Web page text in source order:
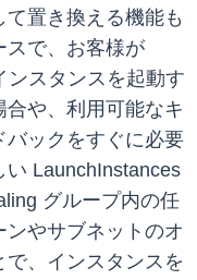
置き換える機能も
スで、お客様が
ンスタンスを起動す
や、利用可能なキ
バックをすぐに必要
い LaunchInstances
グループ内の任
やサブネットのオ
、インスタンスを